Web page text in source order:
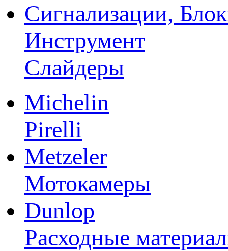
Сигнализации,
Инструмент
Слайдеры
Michelin
Pirelli
Metzeler
Мотокамеры
Dunlop
Расходные